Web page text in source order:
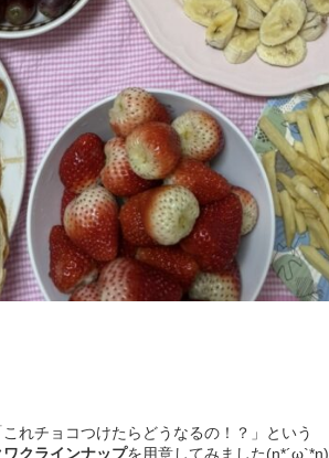
これチョコつけたらどうなるの！？」という
ワクラインナップを用意してみました(n*´ω`*n)